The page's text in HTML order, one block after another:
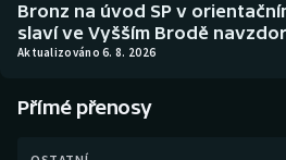
Biatlon
Aplikace ČT sport
Bronz na úvod SP v
slaví ve Vyšším Brodě
Aktualizováno 6. 8. 2026
Přímé přenosy